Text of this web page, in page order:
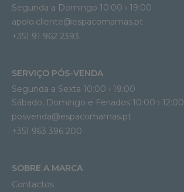
Segunda a Domingo 10:00 › 19:00
apoio.cliente@espacomamas.pt
+351 91 962 2393
SERVIÇO PÓS-VENDA
Segunda a Sexta 10:00 › 19:00
Sábado, Domingo e Feriados 10:00 › 12:00
posvenda@espacomamas.pt
+351 963 396 200
SOBRE A MARCA
Contactos